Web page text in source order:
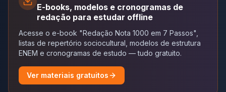
E-books, modelos e cronogramas de
redação para estudar offline
Acesse o e-book "Redação Nota 1000 em 7 Passos",
listas de repertório sociocultural, modelos de estrutura
ENEM e cronogramas de estudo — tudo gratuito.
Ver materiais gratuitos